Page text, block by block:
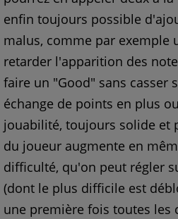
enfin toujours possible
malus, comme par exemple
retarder l'apparition des
faire un "Good" sans casser
échange de points en plus
jouabilité, toujours solide et
du joueur augmente en
difficulté, qu'on peut régler
(dont le plus difficile est
une première fois toutes les